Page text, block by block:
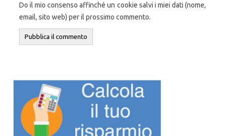
Do il mio consenso affinché un cookie salvi i miei dati (nome,
email, sito web) per il prossimo commento.